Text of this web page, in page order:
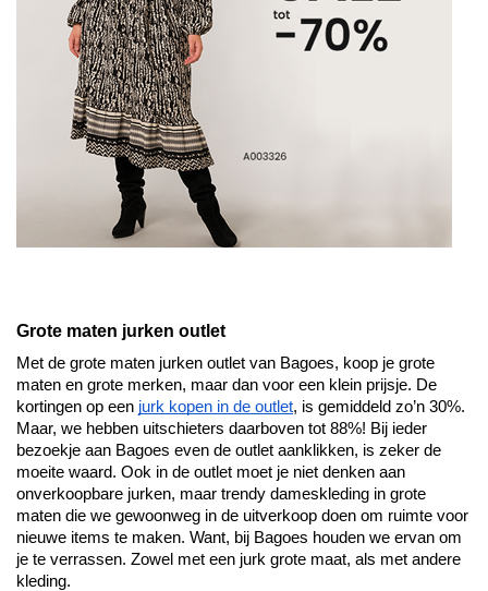
Grote maten jurken outlet
Met de grote maten jurken outlet van Bagoes, koop je grote
maten en grote merken, maar dan voor een klein prijsje. De
kortingen op een jurk kopen in de outlet, is gemiddeld zo’n 30%.
Maar, we hebben uitschieters daarboven tot 88%! Bij ieder
bezoekje aan Bagoes even de outlet aanklikken, is zeker de
moeite waard. Ook in de outlet moet je niet denken aan
onverkoopbare jurken, maar trendy dameskleding in grote
maten die we gewoonweg in de uitverkoop doen om ruimte voor
nieuwe items te maken. Want, bij Bagoes houden we ervan om
je te verrassen. Zowel met een jurk grote maat, als met andere
kleding.